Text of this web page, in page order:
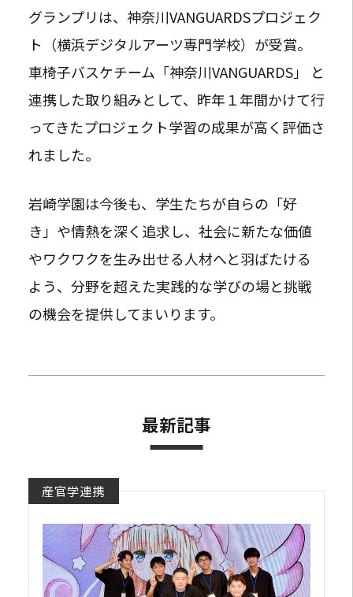
グランプリは、神奈川VANGUARDSプロジェク
ト（横浜デジタルアーツ専門学校）が受賞。
車椅子バスケチーム「神奈川VANGUARDS」 と
連携した取り組みとして、昨年１年間かけて行
ってきたプロジェクト学習の成果が高く評価さ
れました。
岩崎学園は今後も、学生たちが自らの「好
き」や情熱を深く追求し、社会に新たな価値
やワクワクを生み出せる人材へと羽ばたける
よう、分野を超えた実践的な学びの場と挑戦
の機会を提供してまいります。
最新記事
産官学連携